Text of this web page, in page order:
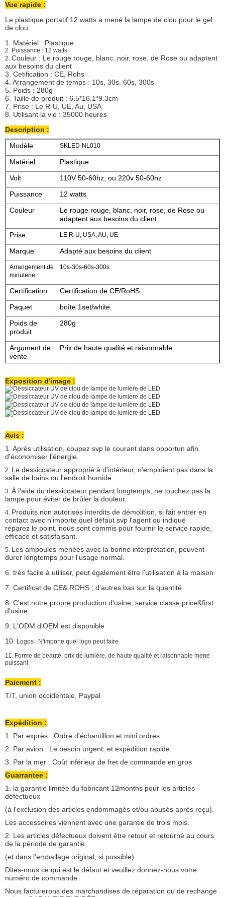
Vue rapide :
Le plastique portatif 12 watts a mené la lampe de clou pour le gel
de clou
1. Matériel : Plastique
2. Puissance : 12 watts
2. Couleur : Le rouge rouge, blanc, noir, rose, de Rose ou adaptent
aux besoins du client
3. Cetification : CE, Rohs
4. Arrangement de temps : 10s, 30s, 60s, 300s
5. Poids : 280g
6. Taille de produit : 6.5*16.1*9.3cm
7. Prise : Le R-U, UE, Au, USA
8. Utilisant la vie : 35000 heures
Description :
Modèle
SKLED-NL010
Matériel
Plastique
Volt
110V 50-60hz, ou 220v 50-60hz
Puissance
12 watts
Couleur
Le rouge rouge, blanc, noir, rose, de Rose ou
adaptent aux besoins du client
Prise
LE R-U, USA, AU, UE
Marque Adapté aux besoins du client
Arrangement de
minuterie
10s-30s-60s-300s
Certification
Certification de CE/RoHS
Paquet
boîte 1set/white
Poids de
produit
280g
Argument de
vente
Prix de haute qualité et raisonnable
Exposition d'image :
Avis :
1. Après utilisation, coupez svp le courant dans opportun afin
d'économiser l'énergie.
2. Le dessiccateur approprié à d'intérieur, n'emploient pas dans la
salle de bains ou l'endroit humide.
3. À l'aide du dessiccateur pendant longtemps, ne touchez pas la
lampe pour éviter de brûler la douleur.
4. Produits non autorisés interdits de démolition, si fait entrer en
contact avec n'importe quel défaut svp l'agent ou indiqué
réparez le point, nous sont commis pour fournir le service rapide,
efficace et satisfaisant.
5. Les ampoules menées avec la bonne interprétation, peuvent
durer longtemps pour l'usage normal.
6. très facile à utiliser, peut également être l'utilisation à la maison
7. Certificat de CE& ROHS ; d'autres bas sur la quantité
8. C'est notre propre production d'usine, service classe price&first
d'usine
9. L'ODM d'OEM est disponible
10.
Logos : N'importe quel logo peut faire
11. Forme de beauté, prix de lumière, de haute qualité et raisonnable mené
puissant
Paiement :
T/T, union occidentale, Paypal
Expédition :
1. Par exprès : Ordre d'échantillon et mini ordres
2. Par avion : Le besoin urgent, et expédition rapide.
3. Par la mer : Coût inférieur de fret de commande en gros
Guarrantee :
1. la garantie limitée du fabricant 12months pour les articles
défectueux
(à l'exclusion des articles endommagés et/ou abusés après reçu).
Les accessoires viennent avec une garantie de trois mois.
2. Les articles défectueux doivent être retour et retourné au cours
de la période de garantie
(et dans l'emballage original, si possible).
Dites-nous ce qui est le défaut et veuillez donnez-nous votre
numéro de commande.
Nous facturerons des marchandises de réparation ou de rechange